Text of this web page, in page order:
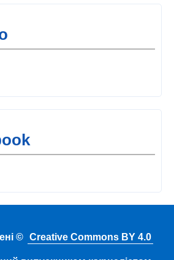
© Creative Commons BY 4.0